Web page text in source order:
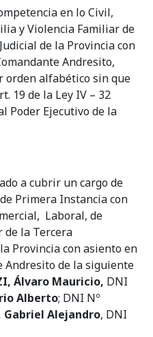
en lo Civil,
y Violencia Familiar de
de la Provincia con
Andresito,
orden alfabético sin que
19 de la Ley IV – 32
Poder Ejecutivo de la
a cubrir un cargo de
Primera Instancia con
Laboral, de
de la Tercera
Provincia con asiento en
Andresito de la siguiente
Álvaro Mauricio, DNI
Alberto; DNI Nº
Gabriel Alejandro, DNI